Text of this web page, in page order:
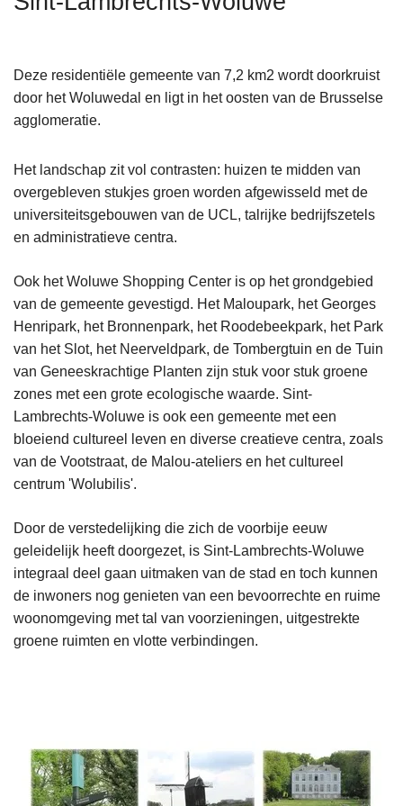
Deze residentiële gemeente van 7,2 km2 wordt doorkruist
door het Woluwedal en ligt in het oosten van de Brusselse
agglomeratie.
Het landschap zit vol contrasten: huizen te midden van
overgebleven stukjes groen worden afgewisseld met de
universiteitsgebouwen van de UCL, talrijke bedrijfszetels
en administratieve centra.
Ook het Woluwe Shopping Center is op het grondgebied
van de gemeente gevestigd. Het Maloupark, het Georges
Henripark, het Bronnenpark, het Roodebeekpark, het Park
van het Slot, het Neerveldpark, de Tombergtuin en de Tuin
van Geneeskrachtige Planten zijn stuk voor stuk groene
zones met een grote ecologische waarde. Sint-
Lambrechts-Woluwe is ook een gemeente met een
bloeiend cultureel leven en diverse creatieve centra, zoals
van de Vootstraat, de Malou-ateliers en het cultureel
centrum 'Wolubilis'.
Door de verstedelijking die zich de voorbije eeuw
geleidelijk heeft doorgezet, is Sint-Lambrechts-Woluwe
integraal deel gaan uitmaken van de stad en toch kunnen
de inwoners nog genieten van een bevoorrechte en ruime
woonomgeving met tal van voorzieningen, uitgestrekte
groene ruimten en vlotte verbindingen.